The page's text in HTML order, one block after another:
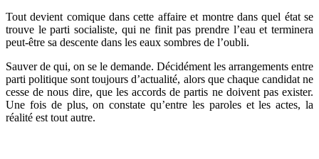
Tout devient comique dans cette affaire et montre dans quel état se
trouve le parti socialiste, qui ne finit pas prendre l’eau et terminera
peut-être sa descente dans les eaux sombres de l’oubli.
Sauver de qui, on se le demande. Décidément les arrangements entre
parti politique sont toujours d’actualité, alors que chaque candidat ne
cesse de nous dire, que les accords de partis ne doivent pas exister.
Une fois de plus, on constate qu’entre les paroles et les actes, la
réalité est tout autre.